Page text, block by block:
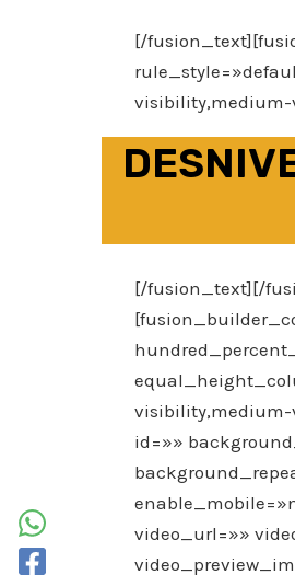
[/
visibility,medium-
[/fusion_text][/
visibility,medium-
id=»»
video_url=»»